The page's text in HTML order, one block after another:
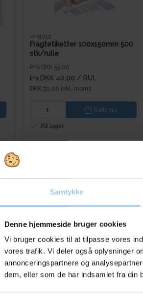
Samtykke
Denne hjemmeside bruger cookies
Vi bruger cookies til at tilpasse vores
vores trafik. Vi deler også oplysninger
annonceringspartnere og
dem, eller som de har indsamlet fra din
4101015
Fragtetiketter 100x150mm 500
stk/rulle
Pris DKK 55,00
Fra DKK 40,00 / RUL
DKK 50,00 inkl. moms
Køb nu
På lager
Spar 20%